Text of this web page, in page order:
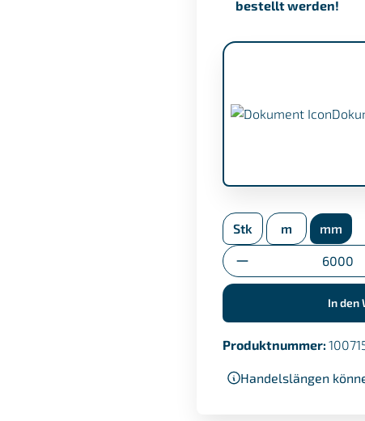
bestellt werden!
Stk m
mm
Anzahl
In den
Produktnummer:
Handelslängen